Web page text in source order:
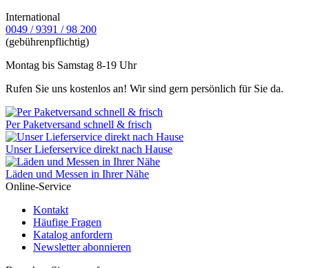
International
0049 / 9391 / 98 200
(gebührenpflichtig)
Montag bis Samstag 8-19 Uhr
Rufen Sie uns kostenlos an! Wir sind gern persönlich für Sie da.
Per Paketversand schnell & frisch
Unser Lieferservice direkt nach Hause
Läden und Messen in Ihrer Nähe
Online-Service
Kontakt
Häufige Fragen
Katalog anfordern
Newsletter abonnieren